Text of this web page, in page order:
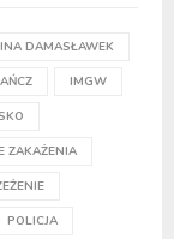
DAMASŁAWEK
IMGW
ZAKAŻENIA
POLICJA